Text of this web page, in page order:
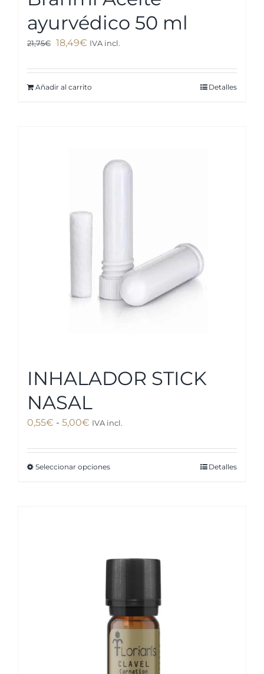
ayurvédico 50 ml
21,75€ El
original
era:
18,49€El
actual
es:
IVA incl.
Añadir al carrito Detalles
INHALADOR STICK
NASAL
0,55€ - 5,00€Rango
precios:
desde
IVA incl.
Seleccionar opcionesEste
pueden
elegir
en
la
página
Detalles